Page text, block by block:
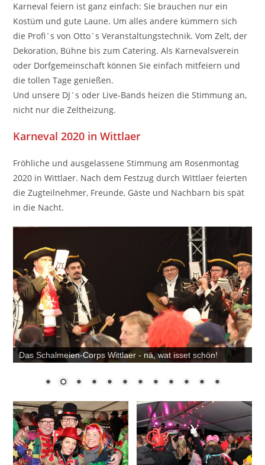
Karneval feiern ist ganz einfach: Sie brauchen nur ein
Kostüm und gute Laune. Um alles andere kümmern sich
die Profi´s von Otto´s Veranstaltungstechnik. Vom Zelt, der
Dekoration, Bühne bis zum Catering. Als Karnevalsverein
oder Dorfgemeinschaft können Sie einfach mitfeiern und
die tollen Tage genießen.
Und unsere DJ´s oder Live-Bands heizen die Stimmung an,
nicht nur die Zeltheizung.
Karneval 2020 in Wittlaer
Fröhliche und ausgelassene Stimmung am Rosenmontag
2020 in Wittlaer. Nach dem Festzug durch Wittlaer feierten
die Zugteilnehmer, Freunde, Gäste und Nachbarn bis spät
in die Nacht.
Das Schalmeien-Corps Wittlaer - nä, wat isset schön!